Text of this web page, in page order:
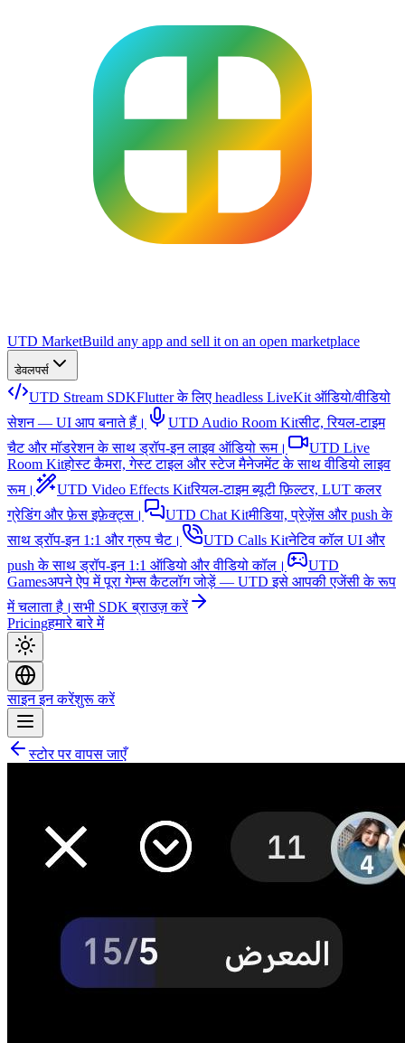
UTD MarketBuild any app and sell it on an open marketplace
डेवलपर्स
UTD Stream SDKFlutter के लिए headless LiveKit ऑडियो/वीडियो
सेशन — UI आप बनाते हैं।
UTD Audio Room Kitसीट, रियल-टाइम
चैट और मॉडरेशन के साथ ड्रॉप-इन लाइव ऑडियो रूम।
UTD Live
Room Kitहोस्ट कैमरा, गेस्ट टाइल और स्टेज मैनेजमेंट के साथ वीडियो लाइव
रूम।
UTD Video Effects Kitरियल-टाइम ब्यूटी फ़िल्टर, LUT कलर
ग्रेडिंग और फ़ेस इफ़ेक्ट्स।
UTD Chat Kitमीडिया, प्रेज़ेंस और push के
साथ ड्रॉप-इन 1:1 और ग्रुप चैट।
UTD Calls Kitनेटिव कॉल UI और
push के साथ ड्रॉप-इन 1:1 ऑडियो और वीडियो कॉल।
UTD
Gamesअपने ऐप में पूरा गेम्स कैटलॉग जोड़ें — UTD इसे आपकी एजेंसी के रूप
में चलाता है।सभी SDK ब्राउज़ करें
Pricingहमारे बारे में
साइन इन करेंशुरू करें
स्टोर पर वापस जाएँ